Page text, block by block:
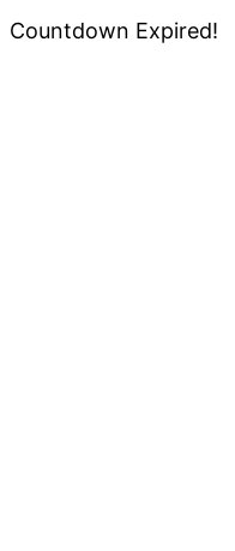
Countdown Expired!